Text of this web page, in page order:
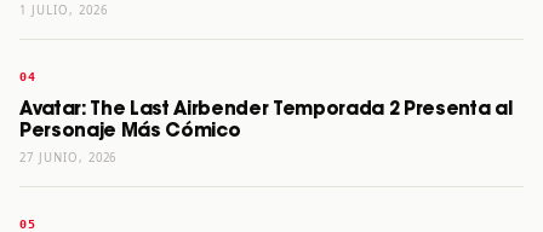
1 JULIO, 2026
Avatar: The Last Airbender Temporada 2 Presenta al
Personaje Más Cómico
27 JUNIO, 2026